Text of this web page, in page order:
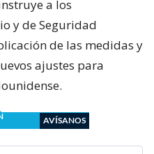
a los
y de Seguridad
de las medidas y
ajustes para
AVÍSANOS